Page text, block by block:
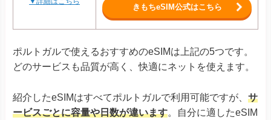
きもちeSIM公式はこちら
ポルトガルで使えるおすすめのeSIMは上記の5つです。
どのサービスも品質が高く、快適にネットを使えます。
紹介したeSIMはすべてポルトガルで利用可能ですが、 サ
ービスごとに容量や日数が違います。自分に適したeSIM